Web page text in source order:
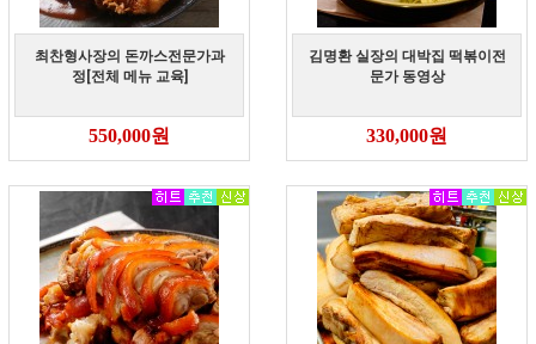
최찬형사장의 돈까스전문가과
정[전체 메뉴 교육]
550,000원
김명환 실장의 대박집 떡볶이전
문가 동영상
330,000원